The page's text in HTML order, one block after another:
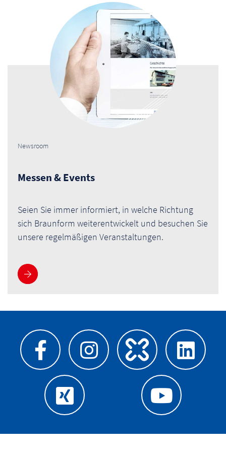
Newsroom
Messen & Events
Seien Sie immer informiert, in welche Richtung
sich Braunform weiterentwickelt und besuchen Sie
unsere regelmäßigen Veranstaltungen.
Newsroom betreten